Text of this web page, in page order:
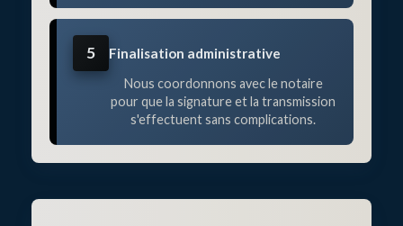
5 Finalisation administrative
Nous coordonnons avec le notaire
pour que la signature et la transmission
s'effectuent sans complications.